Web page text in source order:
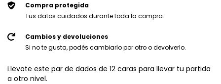
Compra protegida
Tus datos cuidados durante toda la compra.
Cambios y devoluciones
Si no te gusta, podés cambiarlo por otro o devolverlo.
Llevate este par de dados de 12 caras para llevar tu partida
a otro nivel.